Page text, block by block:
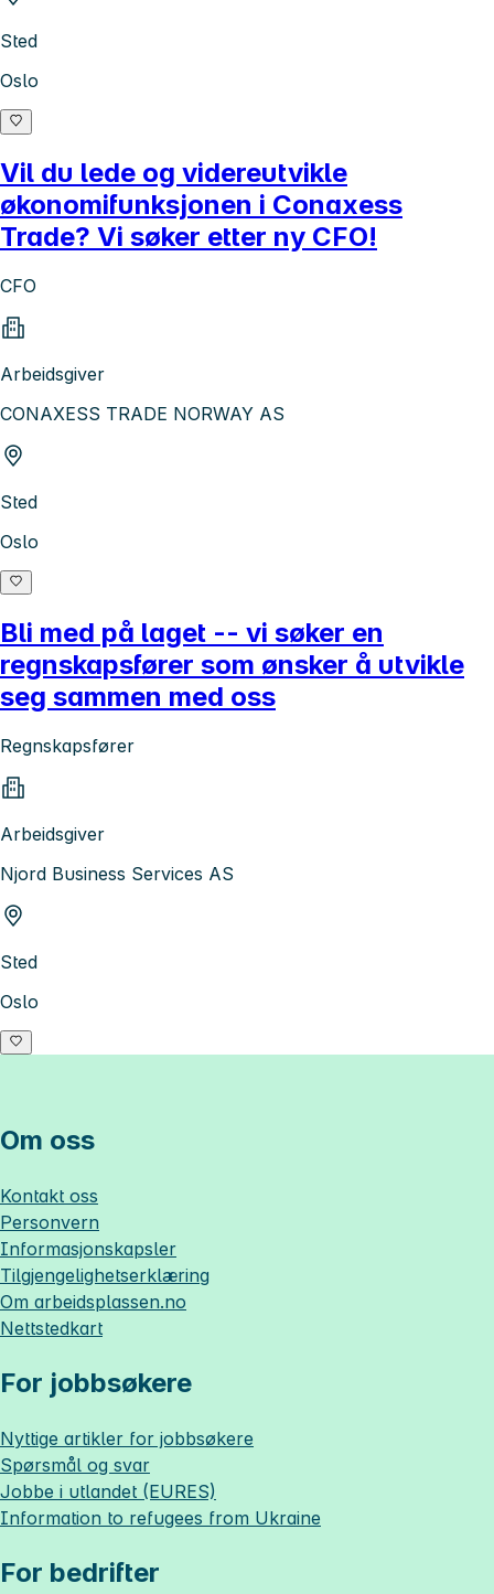
Sted
Oslo
Vil du lede og videreutvikle
økonomifunksjonen i Conaxess
Trade? Vi søker etter ny CFO!
CFO
Arbeidsgiver
CONAXESS TRADE NORWAY AS
Sted
Oslo
Bli med på laget -- vi søker en
regnskapsfører som ønsker å utvikle
seg sammen med oss
Regnskapsfører
Arbeidsgiver
Njord Business Services AS
Sted
Oslo
Om oss
Kontakt oss
Personvern
Informasjonskapsler
Tilgjengelighetserklæring
Om arbeidsplassen.no
Nettstedkart
For jobbsøkere
Nyttige artikler for jobbsøkere
Spørsmål og svar
Jobbe i utlandet (EURES)
Information to refugees from Ukraine
For bedrifter